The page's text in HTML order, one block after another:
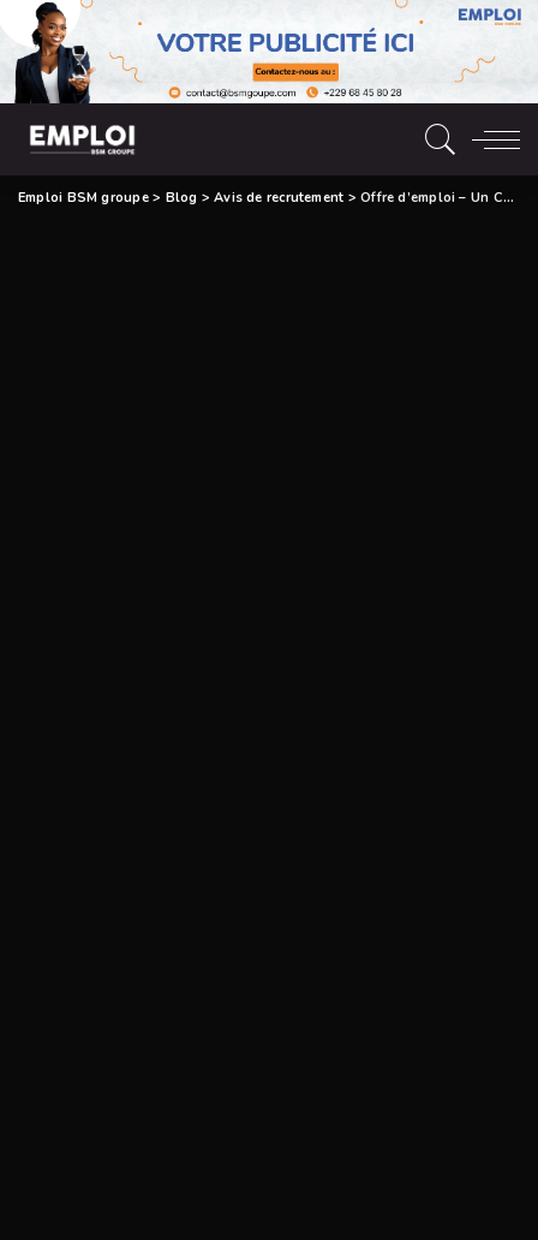
Emploi BSM groupe> Blog >Avis de recrutement >Offre d’emploi – Un Conseiller Technique en Finances (H/F)